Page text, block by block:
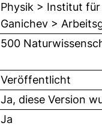
Physik > Institut
Ganichev >
500
Veröffentlicht
Ja, diese Version
Ja